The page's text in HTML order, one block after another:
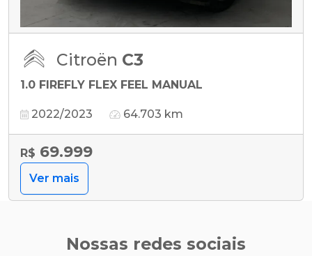
Citroën C3
1.0 FIREFLY FLEX FEEL MANUAL
2022/2023 64.703 km
R$ 69.999
Ver mais
Nossas redes sociais